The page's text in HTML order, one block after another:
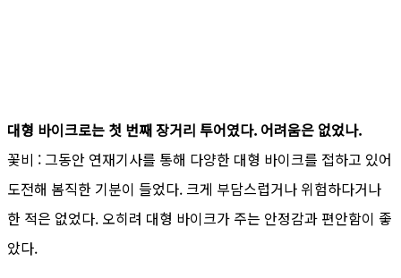
대형 바이크로는 첫 번째 장거리 투어였다. 어려움은 없었나.
꽃비 : 그동안 연재기사를 통해 다양한 대형 바이크를 접하고 있어
도전해 봄직한 기분이 들었다. 크게 부담스럽거나 위험하다거나
한 적은 없었다. 오히려 대형 바이크가 주는 안정감과 편안함이 좋
았다.